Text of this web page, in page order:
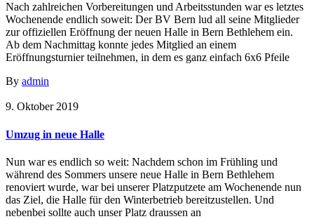
Nach zahlreichen Vorbereitungen und Arbeitsstunden war es letztes
Wochenende endlich soweit: Der BV Bern lud all seine Mitglieder
zur offiziellen Eröffnung der neuen Halle in Bern Bethlehem ein.
Ab dem Nachmittag konnte jedes Mitglied an einem
Eröffnungsturnier teilnehmen, in dem es ganz einfach 6x6 Pfeile
By admin
9. Oktober 2019
Umzug in neue Halle
Nun war es endlich so weit: Nachdem schon im Frühling und
während des Sommers unsere neue Halle in Bern Bethlehem
renoviert wurde, war bei unserer Platzputzete am Wochenende nun
das Ziel, die Halle für den Winterbetrieb bereitzustellen. Und
nebenbei sollte auch unser Platz draussen an